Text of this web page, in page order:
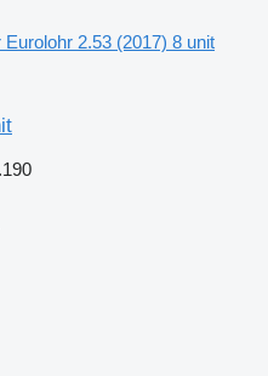
Eurolohr 2.53 (2017) 8 unit